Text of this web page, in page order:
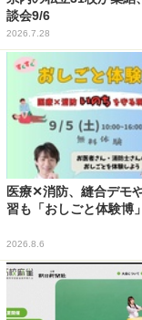
談会9/6
2026.7.28
医療✕消防、縫合デモ
習も「おしごと体験博
2026.8.6